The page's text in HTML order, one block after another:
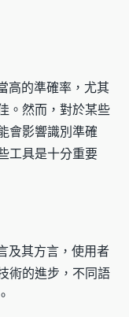
高的準確率，尤其
。然而，對於某些
會影響識別準確
工具是十分重要
及其方言，使用者
術的進步，不同語